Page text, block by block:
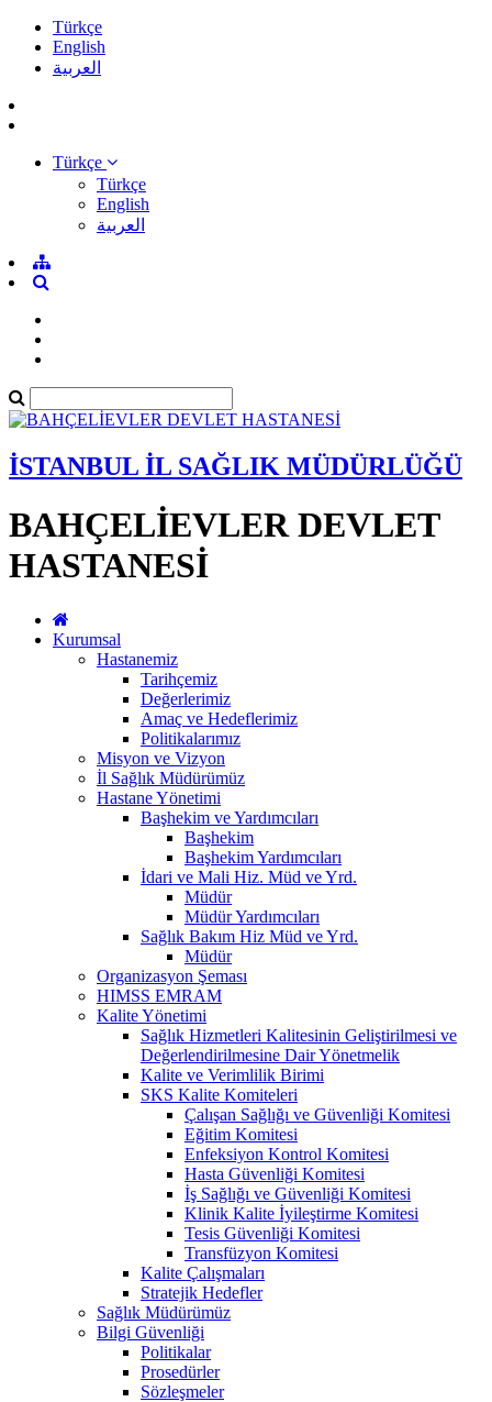
Türkçe
English
العربية
Türkçe
Türkçe
English
العربية
İSTANBUL İL SAĞLIK MÜDÜRLÜĞÜ
BAHÇELİEVLER DEVLET
HASTANESİ
Kurumsal
Hastanemiz
Tarihçemiz
Değerlerimiz
Amaç ve Hedeflerimiz
Politikalarımız
Misyon ve Vizyon
İl Sağlık Müdürümüz
Hastane Yönetimi
Başhekim ve Yardımcıları
Başhekim
Başhekim Yardımcıları
İdari ve Mali Hiz. Müd ve Yrd.
Müdür
Müdür Yardımcıları
Sağlık Bakım Hiz Müd ve Yrd.
Müdür
Organizasyon Şeması
HIMSS EMRAM
Kalite Yönetimi
Sağlık Hizmetleri Kalitesinin Geliştirilmesi ve
Değerlendirilmesine Dair Yönetmelik
Kalite ve Verimlilik Birimi
SKS Kalite Komiteleri
Çalışan Sağlığı ve Güvenliği Komitesi
Eğitim Komitesi
Enfeksiyon Kontrol Komitesi
Hasta Güvenliği Komitesi
İş Sağlığı ve Güvenliği Komitesi
Klinik Kalite İyileştirme Komitesi
Tesis Güvenliği Komitesi
Transfüzyon Komitesi
Kalite Çalışmaları
Stratejik Hedefler
Sağlık Müdürümüz
Bilgi Güvenliği
Politikalar
Prosedürler
Sözleşmeler